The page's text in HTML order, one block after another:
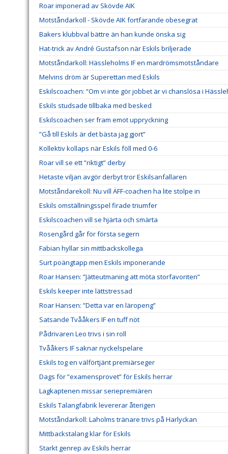
Roar imponerad av Skövde AIK
Motståndarkoll - Skövde AIK fortfarande obesegrat
Bakers klubbval bättre än han kunde önska sig
Hat-trick av André Gustafson när Eskils briljerade
Motståndarkoll: Hässleholms IF en mardrömsmotståndare
Melvins dröm är Superettan med Eskils
Eskilscoachen: ”Om vi inte gör jobbet är vi chanslösa i
Eskils studsade tillbaka med besked
Eskilscoachen ser fram emot uppryckning
”Gå till Eskils är det bästa jag gjort”
Kollektiv kollaps när Eskils föll med 0-6
Roar vill se ett ”riktigt” derby
Hetaste viljan avgör derbyt tror Eskilsanfallaren
Motståndarekoll: Nu vill ÄFF-coachen ha lite stolpe in
Eskils omställningsspel firade triumfer
Eskilscoachen vill se hjärta och smärta
Rosengård går för första segern
Fabian hyllar sin mittbackskollega
Surt poängtapp men Eskils imponerande
Roar Hansen: ”Jätteutmaning att möta storfavoriten”
Eskils keeper inte lättstressad
Roar Hansen: ”Detta var en läropeng”
Satsande Tvååkers IF en tuff nöt
Pådrivaren Leo trivs i sin roll
Tvååkers IF saknar nyckelspelare
Eskils tog en välförtjänt premiärseger
Dags för ”examensprovet” för Eskils herrar
Lagkaptenen missar seriepremiären
Eskils Talangfabrik levererar återigen
Motståndarkoll: Laholms tränare trivs på Harlyckan
Mittbackstalang klar för Eskils
Starkt genrep av Eskils herrar